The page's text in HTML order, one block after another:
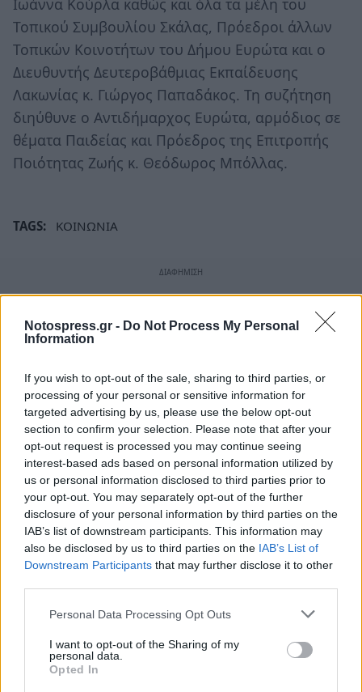
Notospress.gr - Do Not Process My Personal
Information
If you wish to opt-out of the sale, sharing to third parties, or
processing of your personal or sensitive information for
targeted advertising by us, please use the below opt-out
section to confirm your selection. Please note that after your
opt-out request is processed you may continue seeing
interest-based ads based on personal information utilized by
us or personal information disclosed to third parties prior to
your opt-out. You may separately opt-out of the further
disclosure of your personal information by third parties on the
IAB’s list of downstream participants. This information may
also be disclosed by us to third parties on the IAB’s List of
Downstream Participants that may further disclose it to other
Personal Data Processing Opt Outs
I want to opt-out of the Sharing of my
personal data.
Opted In
Τοπικού Συμβουλίου Σκάλας, Πρόεδροι άλλων
Τοπικών Κοινοτήτων του Δήμου Ευρώτα και ο
Διευθυντής Δευτεροβάθμιας Εκπαίδευσης
Λακωνίας κ. Γιώργος Παπαδάκος. Τη συζήτηση
διηύθυνε ο Αντιδήμαρχος Ευρώτα, αρμόδιος σε
θέματα Παιδείας και Πρόεδρος της Επιτροπής
Ποιότητας Ζωής κ. Θεόδωρος Μπόλλας.
TAGS: ΚΟΙΝΩΝΙΑ